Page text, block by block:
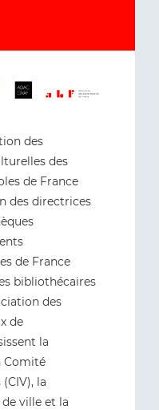
des
des
de France
des directrices
de France
bibliothécaires
des
de
la
Comité
la
ville et la